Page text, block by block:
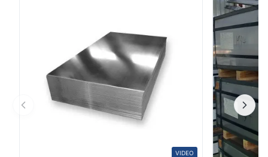
กระบวนการนี้เป็นแซน...
VIDEO